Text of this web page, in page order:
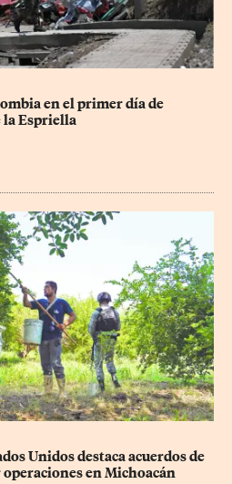
en el primer día de
la Espriella
Unidos destaca acuerdos de
en Michoacán